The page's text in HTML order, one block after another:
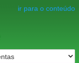
ir para o conteúdo